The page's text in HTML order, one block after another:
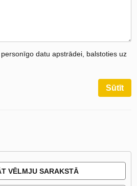
datu apstrādei, balstoties uz
Sūtīt
VĒLMJU SARAKSTĀ